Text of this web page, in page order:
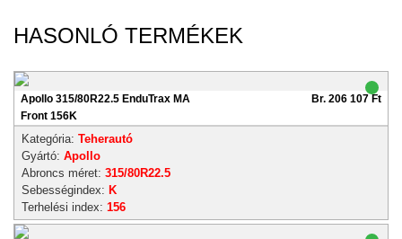
HASONLÓ TERMÉKEK
Apollo 315/80R22.5 EnduTrax MA
Front 156K
Br. 206 107 Ft
Kategória: Teherautó
Gyártó: Apollo
Abroncs méret: 315/80R22.5
Sebességindex: K
Terhelési index: 156